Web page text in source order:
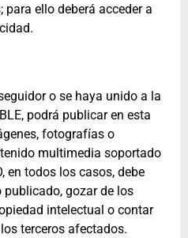
ello deberá acceder a
o se haya unido a la
podrá publicar en esta
fotografías o
multimedia soportado
en todos los casos, debe
gozar de los
intelectual o contar
terceros afectados.